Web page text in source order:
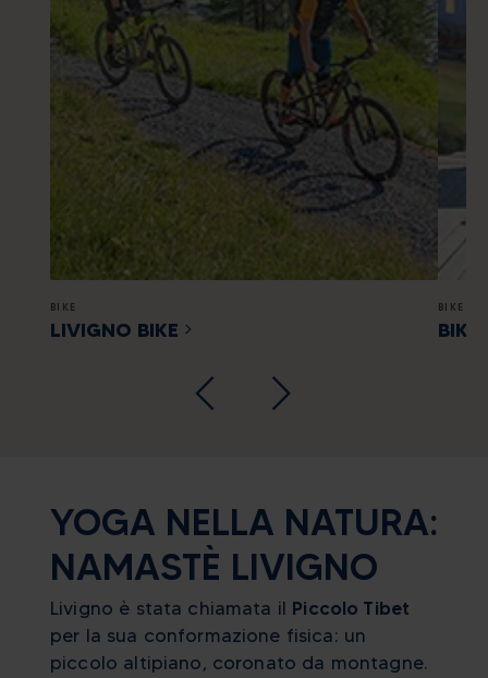
BIKE
LIVIGNO BIKE
BIKE
BIKE
YOGA NELLA NATURA:
NAMASTÈ LIVIGNO
Livigno è stata chiamata il Piccolo Tibet
per la sua conformazione fisica: un
piccolo altipiano, coronato da montagne.